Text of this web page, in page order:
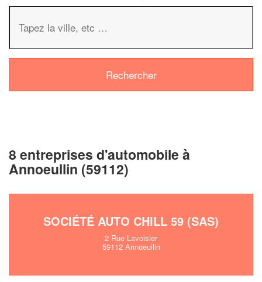
8 entreprises d'automobile à
Annoeullin (59112)
SOCIÉTÉ AUTO CHILL 59 (SAS)
2 Rue Lavoisier
59112 Annoeullin